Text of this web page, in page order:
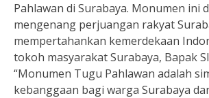
Pahlawan di Surabaya. Monumen ini
mengenang perjuangan rakyat
mempertahankan kemerdekaan
tokoh masyarakat Surabaya, Bapak
“Monumen Tugu Pahlawan adalah
kebanggaan bagi warga Surabaya